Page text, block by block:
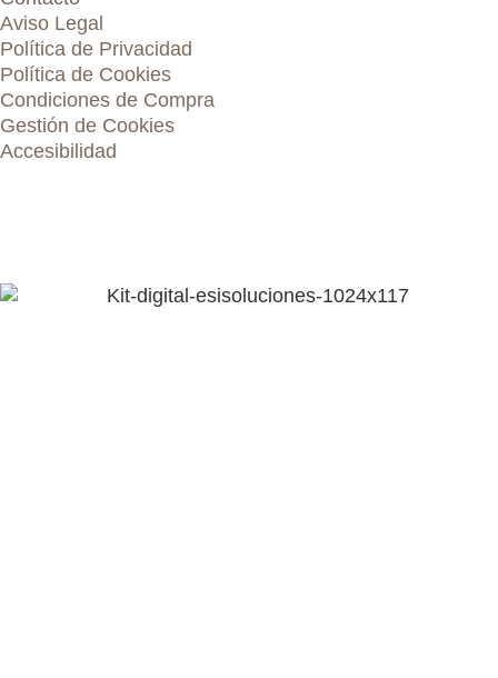
Aviso Legal
Política de Privacidad
Política de Cookies
Condiciones de Compra
Gestión de Cookies
Accesibilidad